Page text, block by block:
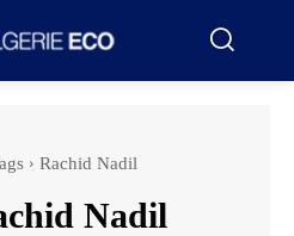
Rachid Nadil
Nadil